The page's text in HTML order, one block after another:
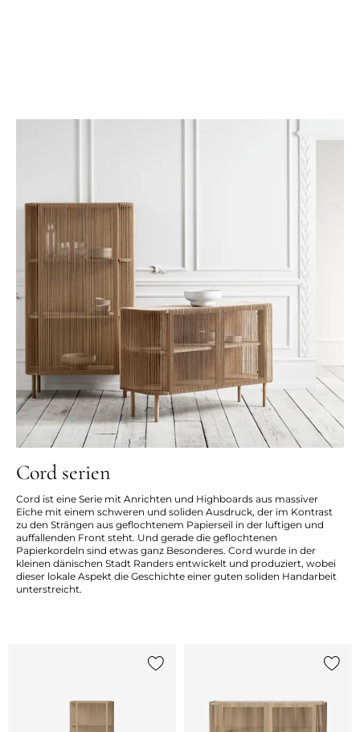
Cord serien
Cord ist eine Serie mit Anrichten und Highboards aus massiver
Eiche mit einem schweren und soliden Ausdruck, der im Kontrast
zu den Strängen aus geflochtenem Papierseil in der luftigen und
auffallenden Front steht. Und gerade die geflochtenen
Papierkordeln sind etwas ganz Besonderes. Cord wurde in der
kleinen dänischen Stadt Randers entwickelt und produziert, wobei
dieser lokale Aspekt die Geschichte einer guten soliden Handarbeit
unterstreicht.